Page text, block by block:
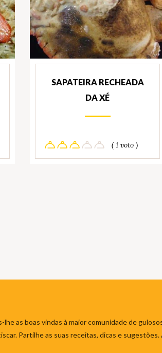
SAPATEIRA RECHEADA
DA XÉ
( 1 voto )
lhe as boas vindas à maior comunidade de
Partilhe as suas receitas, dicas e